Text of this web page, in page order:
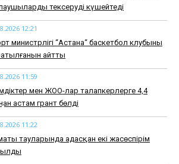
тексеруді күшейтеді
12:21
министрлігі “Астана“ баскетбол клубының
айтты
11:59
мен ЖОО-лар талапкерлерге 4,4
астам грант бөлді
11:22
тауларында адасқан екі жасөспірім